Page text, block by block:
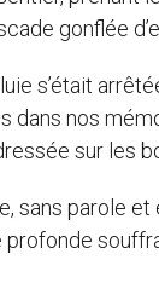
gonflée
s’était
dans nos
sur les
sans parole